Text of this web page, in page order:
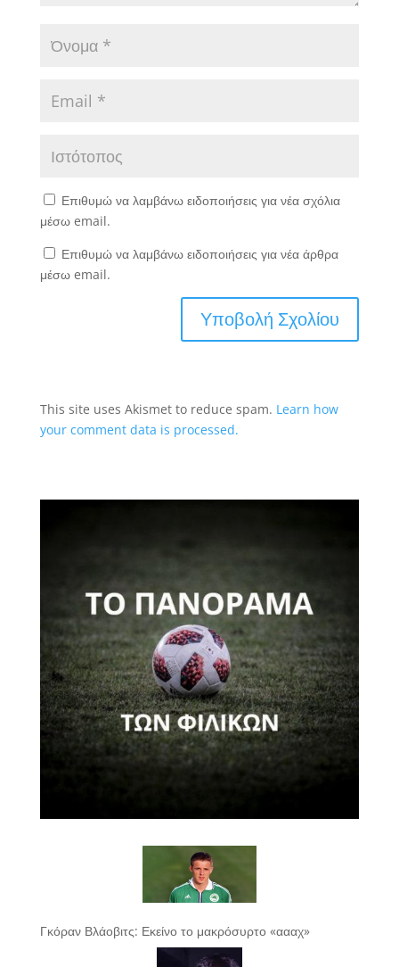
Επιθυμώ να λαμβάνω ειδοποιήσεις για νέα σχόλια
μέσω email.
Επιθυμώ να λαμβάνω ειδοποιήσεις για νέα άρθρα
μέσω email.
This site uses Akismet to reduce spam. Learn how
your comment data is processed.
Γκόραν Βλάοβιτς: Εκείνο το μακρόσυρτο «αααχ»